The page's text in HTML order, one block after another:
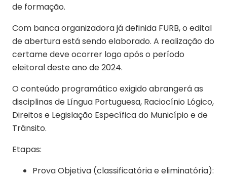
de formação.
Com banca organizadora já definida FURB, o edital
de abertura está sendo elaborado. A realização do
certame deve ocorrer logo após o período
eleitoral deste ano de 2024.
O conteúdo programático exigido abrangerá as
disciplinas de Língua Portuguesa, Raciocínio Lógico,
Direitos e Legislação Específica do Município e de
Trânsito.
Etapas:
Prova Objetiva (classificatória e eliminatória):